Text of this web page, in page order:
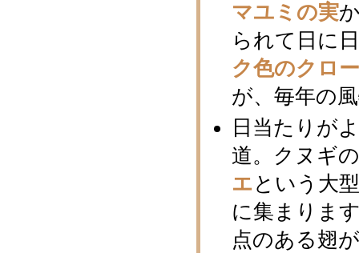
マユミの実
られて日に
ク色のクロ
が、毎年の
日当たりが
道。クヌギ
エという大
に集まりま
点のある翅